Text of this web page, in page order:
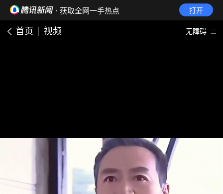
· 获取全网一手热点 打开
首页 视频 无障碍